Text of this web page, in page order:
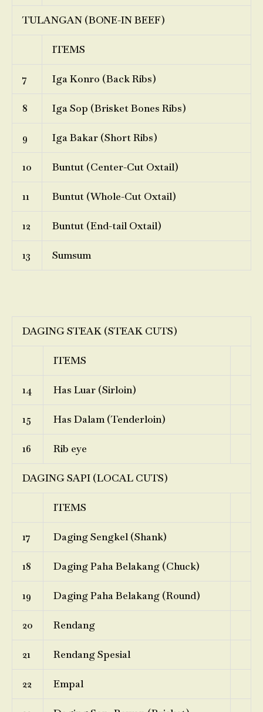
TULANGAN (BONE-IN BEEF)
ITEMS
7 Iga Konro (Back Ribs)
8 Iga Sop (Brisket Bones Ribs)
9 Iga Bakar (Short Ribs)
10 Buntut (Center-Cut Oxtail)
11 Buntut (Whole-Cut Oxtail)
12 Buntut (End-tail Oxtail)
13 Sumsum
DAGING STEAK (STEAK CUTS)
ITEMS
14 Has Luar (Sirloin)
15 Has Dalam (Tenderloin)
16 Rib eye
DAGING SAPI (LOCAL CUTS)
ITEMS
17 Daging Sengkel (Shank)
18 Daging Paha Belakang (Chuck)
19 Daging Paha Belakang (Round)
20 Rendang
21 Rendang Spesial
22 Empal